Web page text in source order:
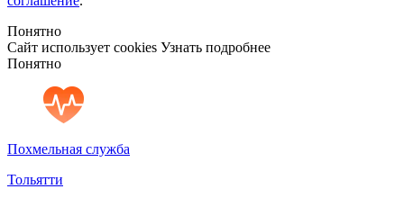
Понятно
Сайт использует cookies Узнать подробнее
Понятно
Похмельная служба
Тольятти